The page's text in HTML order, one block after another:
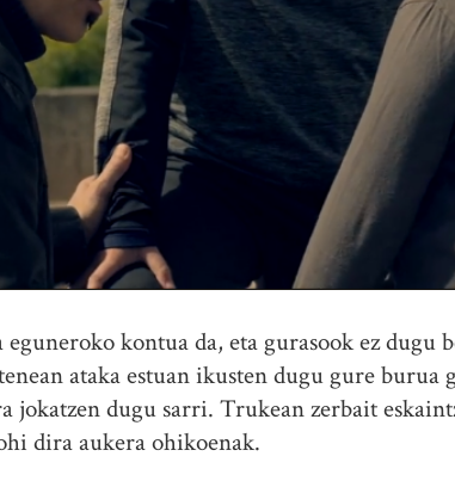
kontua da, eta gurasook ez dugu
ataka estuan ikusten dugu gure burua
jokatzen dugu sarri. Trukean zerbait
dira aukera ohikoenak.